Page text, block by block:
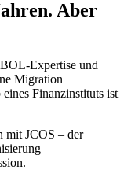
Aber
Expertise und
Migration
Finanzinstituts ist
mit JCOS – der